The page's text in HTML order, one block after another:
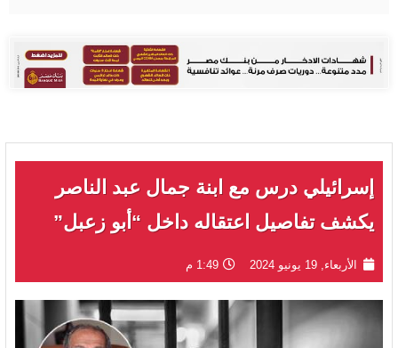
إسرائيلي درس مع ابنة جمال عبد الناصر
يكشف تفاصيل اعتقاله داخل “أبو زعبل”
الأربعاء, 19 يونيو 2024 1:49 م